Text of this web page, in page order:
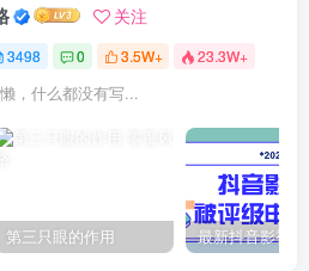
关注
3498 0 3.5W+ 23.3W+
，什么都没有写...
第三只眼的作用